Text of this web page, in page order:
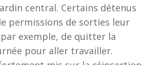
central. Certains détenus
permissions de sorties leur
exemple, de quitter la
pour aller travailler.